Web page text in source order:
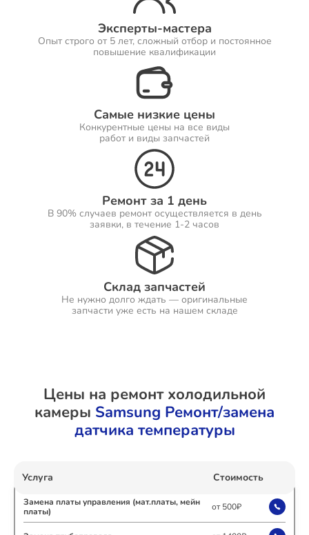
Эксперты-мастера
Опыт строго от 5 лет, сложный отбор и постоянное
повышение квалификации
Самые низкие цены
Конкурентные цены на все виды
работ и виды запчастей
Ремонт за 1 день
В 90% случаев ремонт осуществляется в день
заявки, в течение 1-2 часов
Склад запчастей
Не нужно долго ждать — оригинальные
запчасти уже есть на нашем складе
Цены на ремонт холодильной
камеры Samsung Ремонт/замена
датчика температуры
Услуга Стоимость
Замена платы управления (мат.платы, мейн
платы)
от 500₽
Ремонт Саундбаров
Ремонт VR систем
Ремонт Сабвуферов
Ремонт Посудомоечных машин
Ремонт Холодильников
Ремонт Варочных панелей
Ремонт Акустических систем